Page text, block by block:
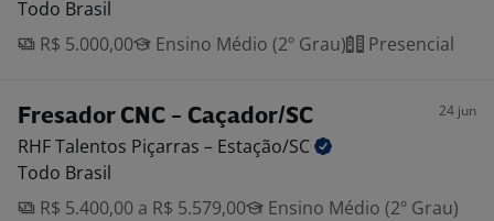
Todo Brasil
R$ 5.000,00
Ensino Médio (2º Grau) Presencial
Fresador CNC - Caçador/SC 24 jun
RHF Talentos Piçarras – Estação/SC
Todo Brasil
R$ 5.400,00 a R$ 5.579,00
Ensino Médio (2º Grau)